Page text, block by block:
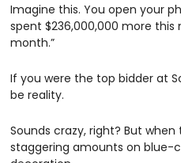
Imagine this. You open your
spent $236,000,000 more
month.”
If you were the top bidder at
be reality.
Sounds crazy, right? But
staggering amounts on blue-